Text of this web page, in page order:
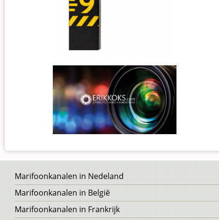
Voet
Marifoonkanalen in Nedeland
Marifoonkanalen in België
Marifoonkanalen in Frankrijk